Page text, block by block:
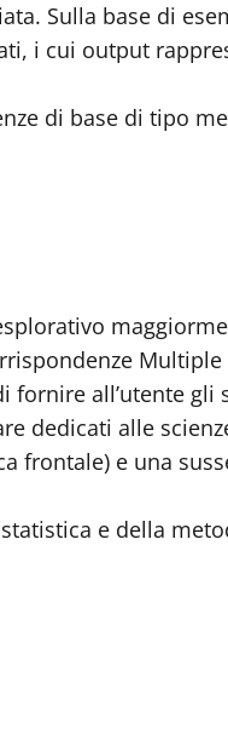
Sulla base di
i cui output
di base di tipo
all’utente
dedicati alle
e una
e della